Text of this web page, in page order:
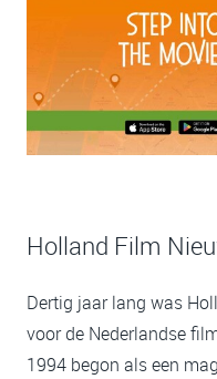
Holland Film
Dertig jaar lang was
voor de Nederlandse
1994 begon als een